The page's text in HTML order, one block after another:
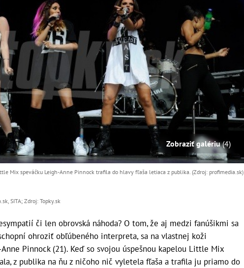
Zobraziť galériu(4)
Mix speváčku Leigh-Anne Pinnock trafila do hlavy fľaša letiaca z publika. (Zdroj: profimedia.sk)
SITA; Zdroj: Topky.sk
či len obrovská náhoda? O tom, že aj medzi fanúšikmi sa
ohroziť obľúbeného interpreta, sa na vlastnej koži
Pinnock (21). Keď so svojou úspešnou kapelou Little Mix
z publika na ňu z ničoho nič vyletela fľaša a trafila ju priamo do